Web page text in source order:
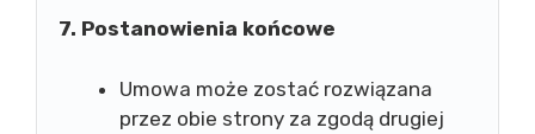
7. Postanowienia końcowe
Umowa może zostać rozwiązana
przez obie strony za zgodą drugiej